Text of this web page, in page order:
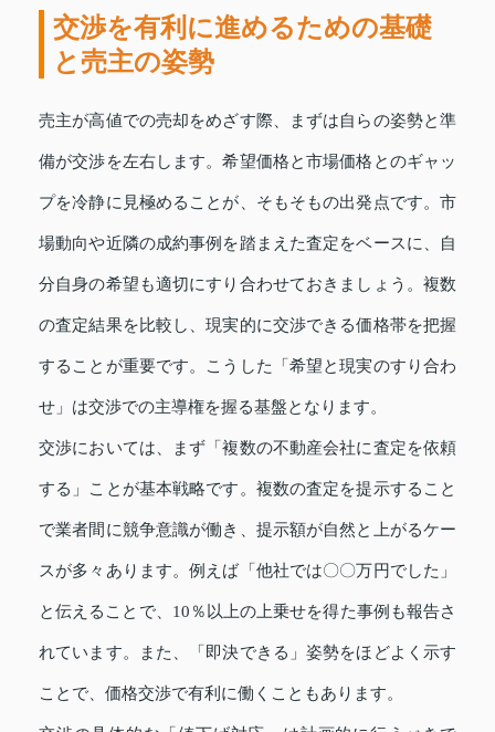
交渉を有利に進めるための基礎
と売主の姿勢
売主が高値での売却をめざす際、まずは自らの姿勢と準
備が交渉を左右します。希望価格と市場価格とのギャッ
プを冷静に見極めることが、そもそもの出発点です。市
場動向や近隣の成約事例を踏まえた査定をベースに、自
分自身の希望も適切にすり合わせておきましょう。複数
の査定結果を比較し、現実的に交渉できる価格帯を把握
することが重要です。こうした「希望と現実のすり合わ
せ」は交渉での主導権を握る基盤となります。
交渉においては、まず「複数の不動産会社に査定を依頼
する」ことが基本戦略です。複数の査定を提示すること
で業者間に競争意識が働き、提示額が自然と上がるケー
スが多々あります。例えば「他社では〇〇万円でした」
と伝えることで、10％以上の上乗せを得た事例も報告さ
れています。また、「即決できる」姿勢をほどよく示す
ことで、価格交渉で有利に働くこともあります。